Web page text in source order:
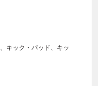
キック・パッド、キッ